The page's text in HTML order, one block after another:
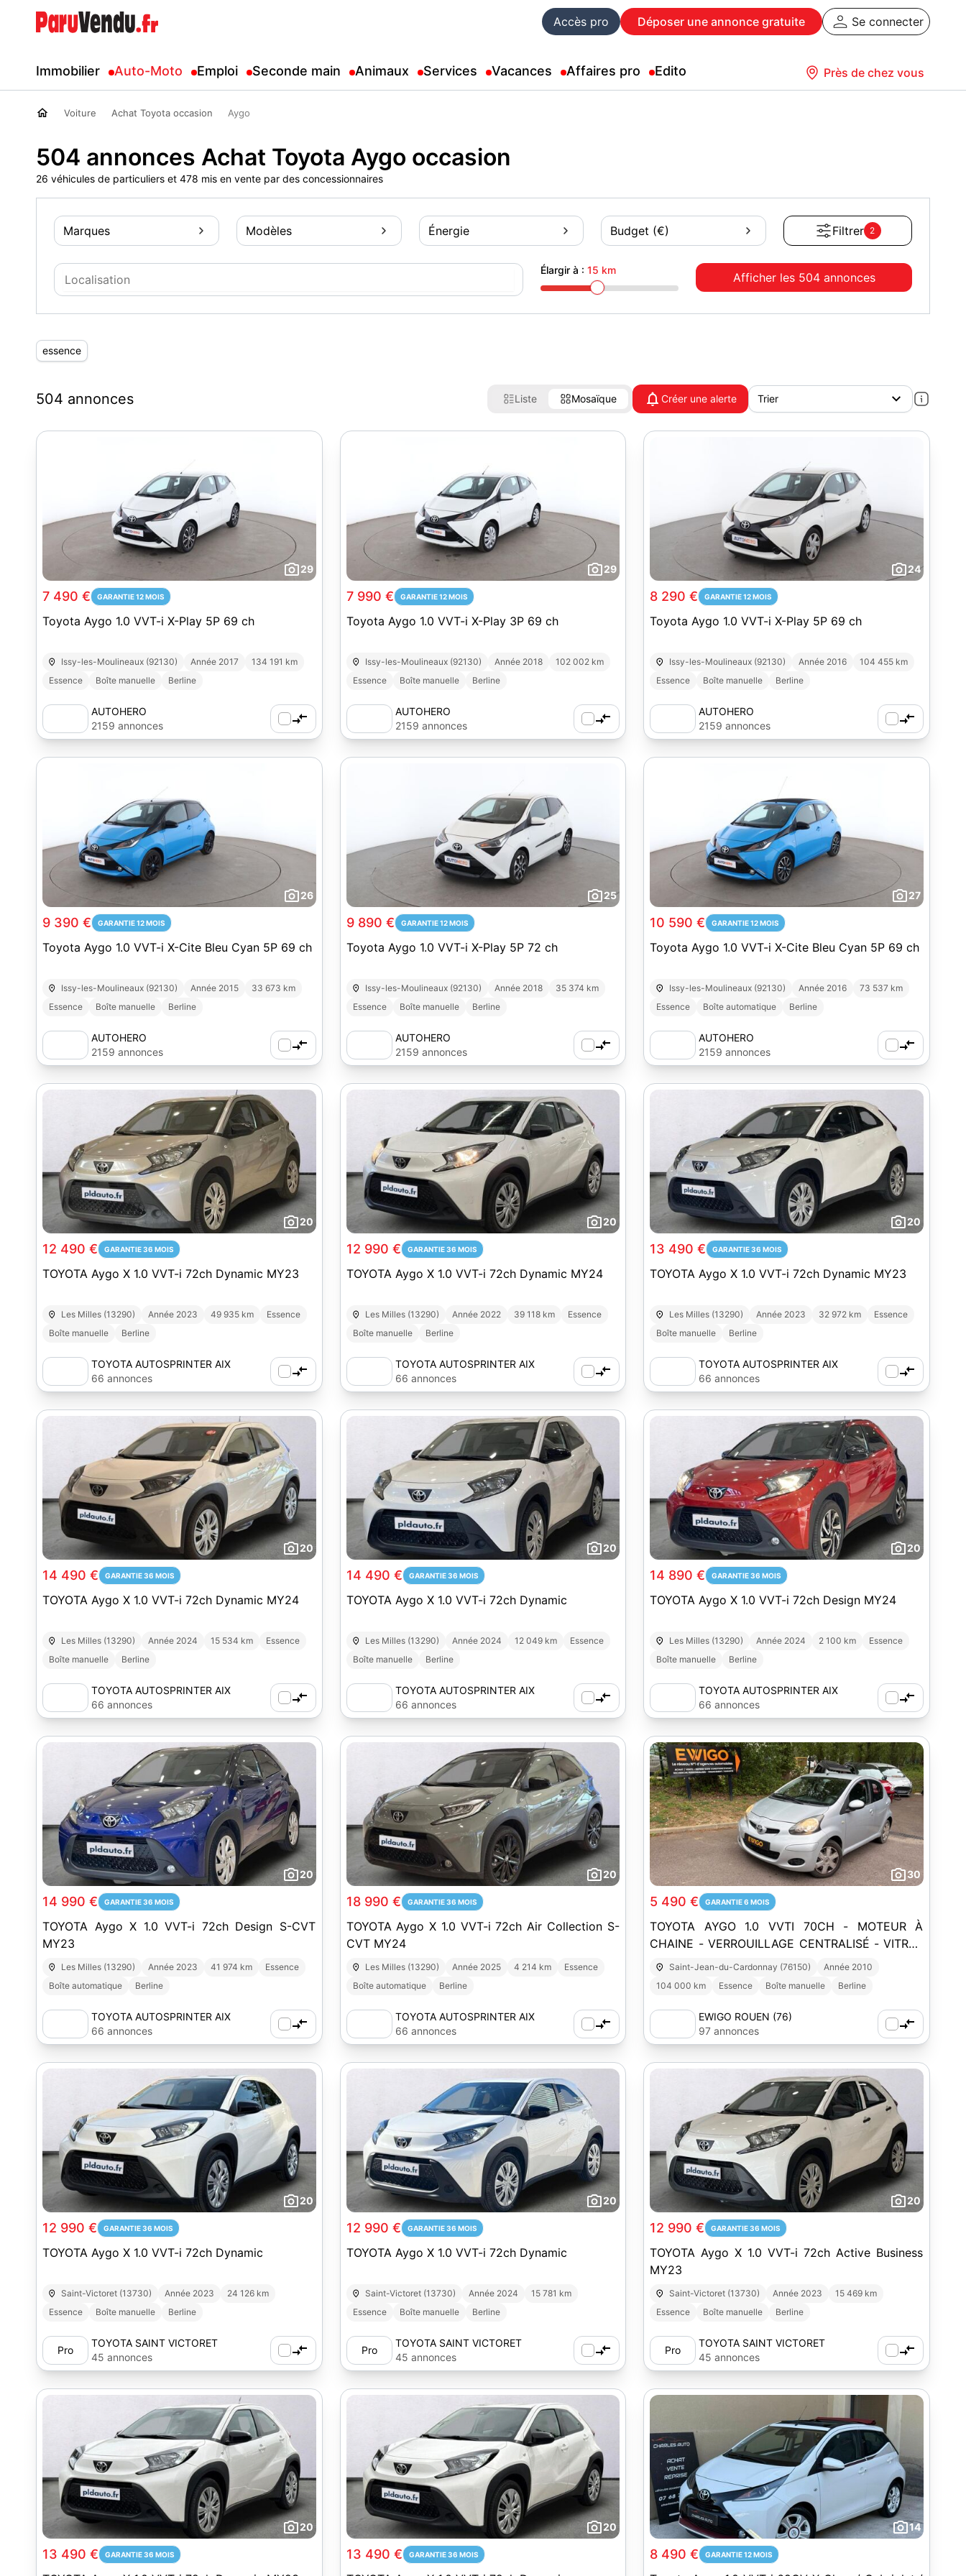
Accès pro Déposer une annonce gratuite Se connecter
Immobilier Auto-Moto Emploi Seconde main Animaux Services Vacances Affaires pro Edito Près de chez vous
Voiture Achat Toyota occasion Aygo
504 annonces Achat Toyota Aygo occasion
26 véhicules de particuliers et 478 mis en vente par des concessionnaires
Marques Modèles Énergie Budget (€) Filtrer 2
Élargir à : 15 km
Afficher les 504 annonces
essence
504 annonces Liste Mosaïque Créer une alerte
29
7 490 € GARANTIE 12 MOIS
Toyota Aygo 1.0 VVT-i X-Play 5P 69 ch
Issy-les-Moulineaux (92130) Année 2017
134 191 km
Essence
Boîte manuelle Berline
AUTOHERO
2159 annonces
29
7 990 € GARANTIE 12 MOIS
Toyota Aygo 1.0 VVT-i X-Play 3P 69 ch
Issy-les-Moulineaux (92130) Année 2018
102 002 km
Essence
Boîte manuelle Berline
AUTOHERO
2159 annonces
24
8 290 € GARANTIE 12 MOIS
Toyota Aygo 1.0 VVT-i X-Play 5P 69 ch
Issy-les-Moulineaux (92130) Année 2016
104 455 km
Essence
Boîte manuelle Berline
AUTOHERO
2159 annonces
26
9 390 € GARANTIE 12 MOIS
Toyota Aygo 1.0 VVT-i X-Cite Bleu Cyan 5P 69 ch
Issy-les-Moulineaux (92130) Année 2015
33 673 km
Essence
Boîte manuelle Berline
AUTOHERO
2159 annonces
25
9 890 € GARANTIE 12 MOIS
Toyota Aygo 1.0 VVT-i X-Play 5P 72 ch
Issy-les-Moulineaux (92130) Année 2018
35 374 km
Essence
Boîte manuelle Berline
AUTOHERO
2159 annonces
27
10 590 € GARANTIE 12 MOIS
Toyota Aygo 1.0 VVT-i X-Cite Bleu Cyan 5P 69 ch
Issy-les-Moulineaux (92130) Année 2016
73 537 km
Essence
Boîte automatique Berline
AUTOHERO
2159 annonces
20
12 490 € GARANTIE 36 MOIS
TOYOTA Aygo X 1.0 VVT-i 72ch Dynamic MY23
Les Milles (13290) Année 2023 49 935 km
Essence
Boîte manuelle
Berline
TOYOTA AUTOSPRINTER AIX
66 annonces
20
12 990 € GARANTIE 36 MOIS
TOYOTA Aygo X 1.0 VVT-i 72ch Dynamic MY24
Les Milles (13290) Année 2022 39 118 km
Essence
Boîte manuelle
Berline
TOYOTA AUTOSPRINTER AIX
66 annonces
20
13 490 € GARANTIE 36 MOIS
TOYOTA Aygo X 1.0 VVT-i 72ch Dynamic MY23
Les Milles (13290) Année 2023 32 972 km
Essence
Boîte manuelle
Berline
TOYOTA AUTOSPRINTER AIX
66 annonces
20
14 490 € GARANTIE 36 MOIS
TOYOTA Aygo X 1.0 VVT-i 72ch Dynamic MY24
Les Milles (13290) Année 2024 15 534 km
Essence
Boîte manuelle
Berline
TOYOTA AUTOSPRINTER AIX
66 annonces
20
14 490 € GARANTIE 36 MOIS
TOYOTA Aygo X 1.0 VVT-i 72ch Dynamic
Les Milles (13290) Année 2024 12 049 km
Essence
Boîte manuelle
Berline
TOYOTA AUTOSPRINTER AIX
66 annonces
20
14 890 € GARANTIE 36 MOIS
TOYOTA Aygo X 1.0 VVT-i 72ch Design MY24
Les Milles (13290) Année 2024 2 100 km
Essence
Boîte manuelle
Berline
TOYOTA AUTOSPRINTER AIX
66 annonces
20
14 990 € GARANTIE 36 MOIS
TOYOTA Aygo X 1.0 VVT-i 72ch Design S-CVT
MY23
Les Milles (13290) Année 2023 41 974 km
Essence
Boîte automatique
Berline
TOYOTA AUTOSPRINTER AIX
66 annonces
20
18 990 € GARANTIE 36 MOIS
TOYOTA Aygo X 1.0 VVT-i 72ch Air Collection S-
CVT MY24
Les Milles (13290) Année 2025 4 214 km
Essence
Boîte automatique
Berline
TOYOTA AUTOSPRINTER AIX
66 annonces
30
5 490 € GARANTIE 6 MOIS
TOYOTA AYGO 1.0 VVTI 70CH - MOTEUR À
CHAINE - VERROUILLAGE CENTRALISÉ - VITRES
AV ELECTRIQUES - CLIMATISATION
Saint-Jean-du-Cardonnay (76150)
Année 2010
104 000 km
Essence Boîte manuelle Berline
EWIGO ROUEN (76)
97 annonces
20
12 990 € GARANTIE 36 MOIS
TOYOTA Aygo X 1.0 VVT-i 72ch Dynamic
Saint-Victoret (13730) Année 2023
24 126 km
Essence
Boîte manuelle Berline
Pro
TOYOTA SAINT VICTORET
45 annonces
20
12 990 € GARANTIE 36 MOIS
TOYOTA Aygo X 1.0 VVT-i 72ch Dynamic
Saint-Victoret (13730) Année 2024
15 781 km
Essence
Boîte manuelle Berline
Pro
TOYOTA SAINT VICTORET
45 annonces
20
12 990 € GARANTIE 36 MOIS
TOYOTA Aygo X 1.0 VVT-i 72ch Active Business
MY23
Saint-Victoret (13730) Année 2023
15 469 km
Essence
Boîte manuelle Berline
Pro
TOYOTA SAINT VICTORET
45 annonces
20
13 490 € GARANTIE 36 MOIS
20
13 490 € GARANTIE 36 MOIS
14
8 490 € GARANTIE 12 MOIS